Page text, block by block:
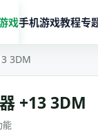
戏手机游戏教程专
3DM
+13 3DM
能